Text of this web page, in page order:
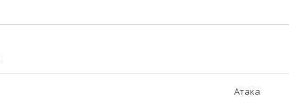
Атака